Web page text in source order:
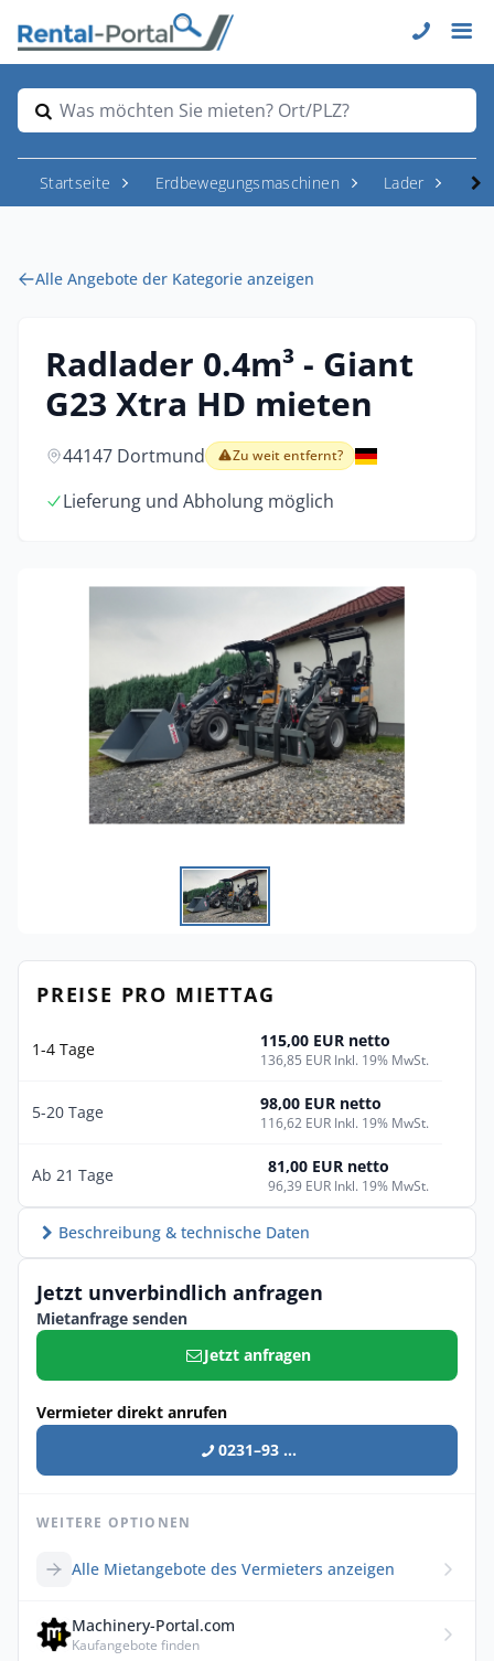
Was möchten Sie mieten? Ort/PLZ?
Startseite Erdbewegungsmaschinen Lader
Alle Angebote der Kategorie anzeigen
Radlader 0.4m³ - Giant
G23 Xtra HD mieten
44147 Dortmund Zu weit entfernt?
Lieferung und Abholung möglich
PREISE PRO MIETTAG
1-4 Tage 115,00 EUR netto
136,85 EUR Inkl. 19% MwSt.
5-20 Tage 98,00 EUR netto
116,62 EUR Inkl. 19% MwSt.
Ab 21 Tage 81,00 EUR netto
96,39 EUR Inkl. 19% MwSt.
Beschreibung & technische Daten
Jetzt unverbindlich anfragen
Mietanfrage senden
Jetzt anfragen
Vermieter direkt anrufen
0231–93 ...
WEITERE OPTIONEN
Alle Mietangebote des Vermieters anzeigen
Machinery-Portal.com
Kaufangebote finden